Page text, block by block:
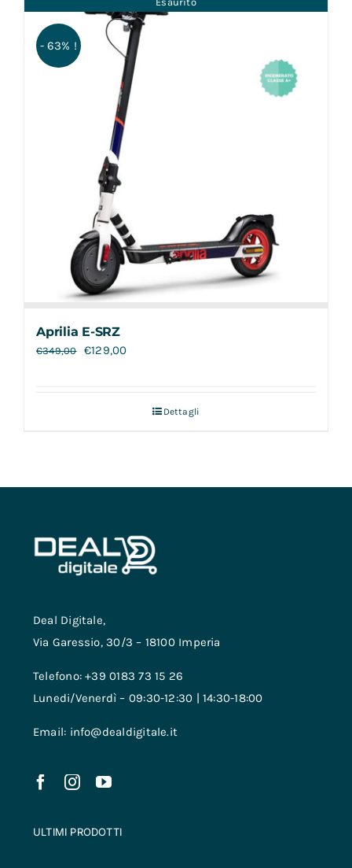
- 63% !
Aprilia E-SRZ
€349,00 €129,00
Dettagli
Deal Digitale,
Via Garessio, 30/3 – 18100 Imperia
Telefono: +39 0183 73 15 26
Lunedi/Venerdì – 09:30-12:30 | 14:30-18:00
Email: info@dealdigitale.it
ULTIMI PRODOTTI